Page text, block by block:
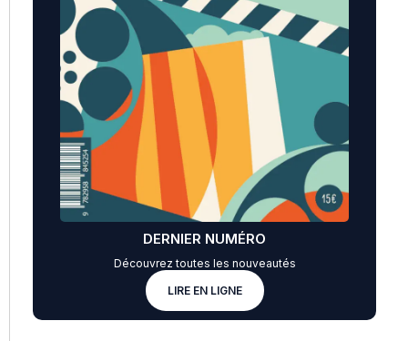
DERNIER NUMÉRO
Découvrez toutes les nouveautés
LIRE EN LIGNE